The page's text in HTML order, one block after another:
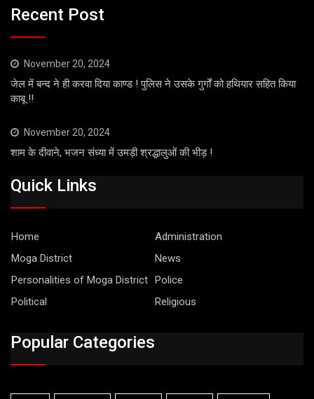
Recent Post
November 20, 2024
जेल में बन्द ने ही करवा दिया काण्ड ! पुलिस ने उसके गुर्गों को हथियार सहित किया
काबू !!
November 20, 2024
शाम के दीवाने, भजन संध्या में उमड़ी श्रद्धालुओं की भीड़ !
Quick Links
Home
Administration
Moga District
News
Personalities of Moga District Police
Political
Religious
Popular Categories